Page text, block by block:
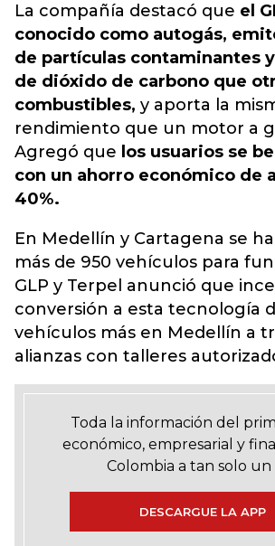
La compañía destacó que el
conocido como autogás,
de partículas contaminantes y
de dióxido de carbono que
combustibles, y aporta la
rendimiento que un motor a
Agregó que los usuarios se
con un ahorro económico de
40%.
En Medellín y Cartagena se
más de 950 vehículos para
GLP y Terpel anunció que
conversión a esta tecnología
vehículos más en Medellín a
alianzas con talleres
Toda la información del
económico, empresarial y
Colombia a tan solo un
DESCARGUE LA APP